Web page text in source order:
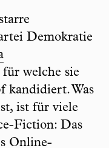
Demokratie
welche sie
kandidiert. Was
ist für viele
Fiction: Das
Online-